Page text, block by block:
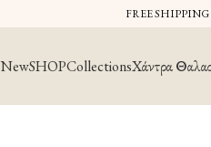
FREE
NewSHOPCollectionsΧάντρα